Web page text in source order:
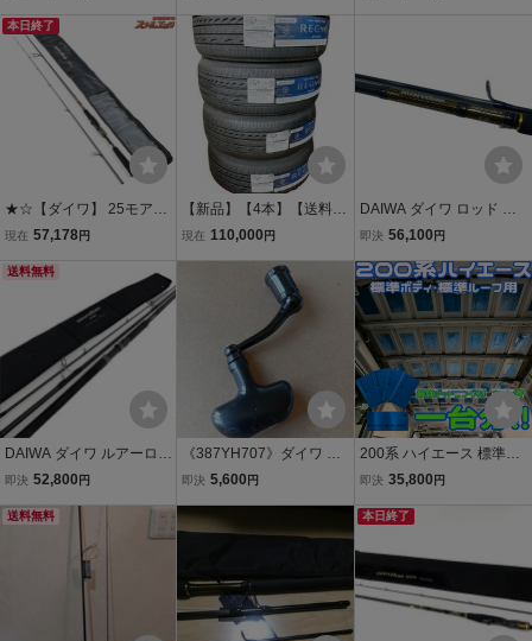
傷や汚れあり
本日終了
★☆【ダイワ】 25モアザ
ン 93ML/M・J DAIWA MO
★☆v49085
現在 57,178円
【新品】【4本】【送料無
料】【北海道及び沖縄、
ESTONE ブリヂストン R
EGNO レグノ GR-X3 GR-
XⅢ 215/45R17 91W XL
現在 110,000 円
DAIWA ダイワ ロッド シ
ーバスロッド モアザン
L/M 程度A 01480203 やや
傷や汚れあり
即決 56,100 円
送料無料
DAIWA ダイワ ルアーロッ
ド モアザン カムイトゥク
5800018
即決 52,800 円
《387YH707》ダイワ モ
アザン ブランジーノ 300
即決 5,600 円
200系 ハイエース 標準ボ
ディ 標準ルーフ用 レアル
ッドニング 車中泊 防音 断
イズ H001
即決 35,800 円
送料無料 本日終了